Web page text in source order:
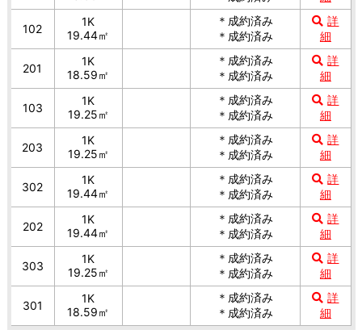
102
1K
19.44㎡
＊成約済み
＊成約済み
詳
細
201
1K
18.59㎡
＊成約済み
＊成約済み
詳
細
103
1K
19.25㎡
＊成約済み
＊成約済み
詳
細
203
1K
19.25㎡
＊成約済み
＊成約済み
詳
細
302
1K
19.44㎡
＊成約済み
＊成約済み
詳
細
202
1K
19.44㎡
＊成約済み
＊成約済み
詳
細
303
1K
19.25㎡
＊成約済み
＊成約済み
詳
細
301
1K
18.59㎡
＊成約済み
＊成約済み
詳
細